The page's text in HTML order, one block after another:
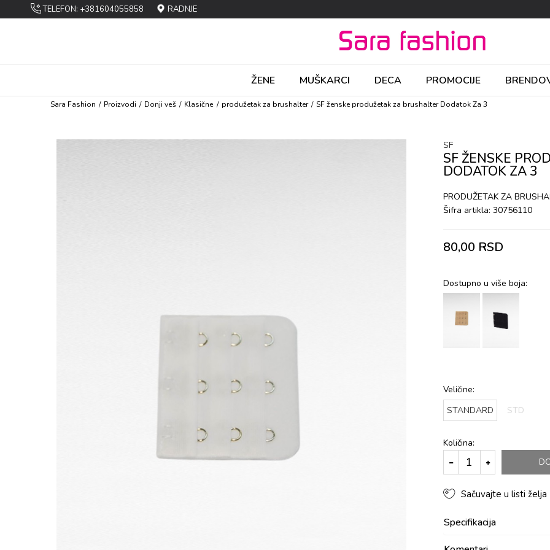
TELEFON: +381604055858 RADNJE
ŽENE MUŠKARCI DECA PROMOCIJE
Sara Fashion Proizvodi Dоnji vеš Klasičnе produžetak za brushalter SF ženske produžetak za brushalter Dodatok Za 3
SF
SF ŽENSKE
DODATOK ZA 3
PRODUŽETAK ZA
Šifra artikla: 30756110
80,00 RSD
Dostupno u više boja:
Veličine:
STANDARD
STD
Količina:
Sačuvajte u listi želja
Specifikacija